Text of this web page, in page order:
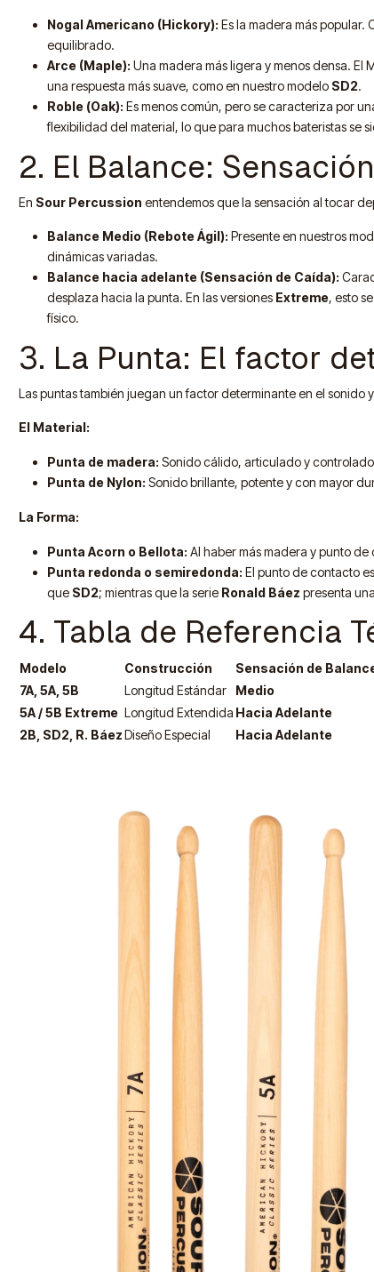
Nogal Americano (Hickory): Es la madera más
equilibrado.
Arce (Maple): Una madera más ligera y menos densa.
una respuesta más suave, como en nuestro modelo SD2.
Roble (Oak): Es menos común, pero se caracteriza por
flexibilidad del material, lo que para muchos bateristas se
2. El Balance:
En Sour Percussion entendemos que la sensación al tocar
Balance Medio (Rebote Ágil): Presente en nuestros
dinámicas variadas.
Balance hacia adelante (Sensación de Caída):
desplaza hacia la punta. En las versiones Extreme, esto
físico.
3. La Punta: El factor
Las puntas también juegan un factor determinante en el sonido
El Material:
Punta de madera: Sonido cálido, articulado y
Punta de Nylon: Sonido brillante, potente y con mayor
La Forma:
Punta Acorn o Bellota: Al haber más madera y punto
Punta redonda o semiredonda: El punto de contacto
que SD2; mientras que la serie Ronald Báez presenta
4. Tabla de Referencia
Modelo Construcción Sensación de
7A, 5A, 5B
Longitud Estándar Medio
5A / 5B Extreme Longitud Extendida Hacia Adelante
2B, SD2, R. BáezDiseño Especial Hacia Adelante